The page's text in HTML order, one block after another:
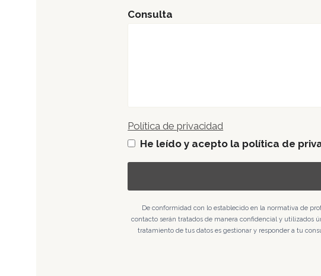
Consulta
Política de privacidad
He leído y acepto la política de
De conformidad con lo establecido en la normativa de
contacto serán tratados de manera confidencial y utilizados
tratamiento de tus datos es gestionar y responder a tu